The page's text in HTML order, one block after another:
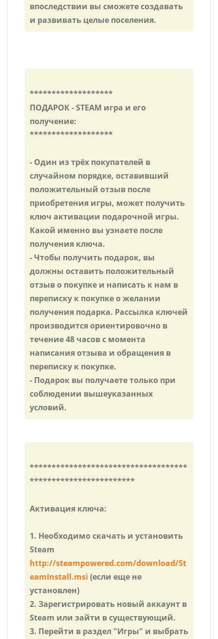
впоследствии вы сможете создавать
и развивать целые поселения.
*******************
ПОДАРОК - STEAM игра и его
получение:
*******************
- Один из трёх покупателей в
случайном порядке, оставивший
положительный отзыв после
приобретения игры, может получить
ключ активации подарочной игры.
Какой именно вы узнаете после
получения ключа.
- Чтобы получить подарок, вы
должны оставить положительный
отзыв о покупке и написать к нам в
переписку к покупке о желании
получения подарка. Рассылка ключей
производится ориентировочно в
течение 48 часов с момента
написания отзыва и обращения в
переписку к покупке.
- Подарок вы получаете только при
соблюдении вышеуказанных
условий.
************************************
************************
Активация ключа:
1. Необходимо скачать и установить
Steam
http://steampowered.com/download/St
eamInstall.msi (если еще не
установлен)
2. Зарегистрировать новый аккаунт в
Steam или зайти в существующий.
3. Перейти в раздел "Игры" и выбрать